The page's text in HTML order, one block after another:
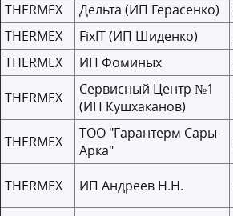
THERMEX
Дельта (ИП Герасенко)
THERMEX
FixIT (ИП Шиденко)
THERMEX
ИП Фоминых
THERMEX
Сервисный Центр №1
(ИП Кушхаканов)
THERMEX
ТОО "Гарантерм Сары-
Арка"
THERMEX ИП Андреев Н.Н.